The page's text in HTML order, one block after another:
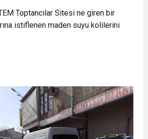
diyabete neden oluyor
germe estetiği ile ilgili bilgi verdi
Toptancılar Sitesi ne giren bir
istiflenen maden suyu kolilerini